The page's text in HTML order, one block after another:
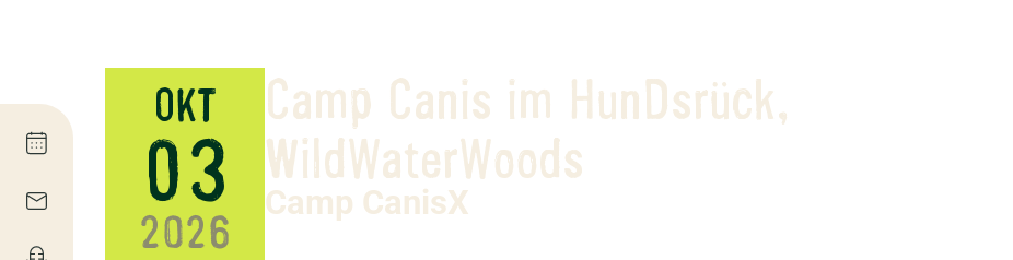
OKT
03
2026
Camp Canis im HunDsrück,
WildWaterWoods
Camp CanisX